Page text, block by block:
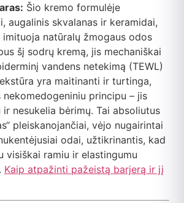
Šio kremo formulėje
augalinis skvalanas ir keramidai,
natūralų žmogaus odos
šį sodrų kremą, jis mechaniškai
vandens netekimą (TEWL)
yra maitinanti ir turtinga,
nekomedogeniniu principu – jis
ir nesukelia bėrimų. Tai absoliutus
pleiskanojančiai, vėjo nugairintai
odai, užtikrinantis, kad
visiškai ramiu ir elastingumu
Kaip atpažinti pažeistą barjerą ir jį